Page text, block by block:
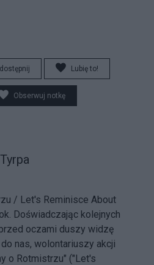
Lubię to!
Obserwuj notkę
/ Let's Reminisce About
Doświadczając kolejnych
oczami duszy widzę
nas, wolontariuszy akcji
o Rotmistrzu" ("Let's